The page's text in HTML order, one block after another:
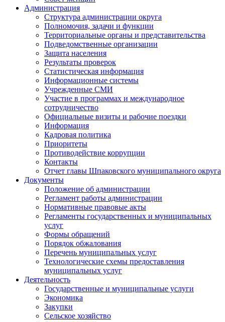
Администрация
Структура администрации округа
Полномочия, задачи и функции
Территориальные органы и представительства
Подведомственные организации
Защита населения
Результаты проверок
Статистическая информация
Информационные системы
Учрежденные СМИ
Участие в программах и международное
сотрудничество
Официальные визиты и рабочие поездки
Информация
Кадровая политика
Приоритеты
Противодействие коррупции
Контакты
Отчет главы Шпаковского муниципального округа
Документы
Положение об администрации
Регламент работы администрации
Нормативные правовые акты
Регламенты государственных и муниципальных
услуг
Формы обращений
Порядок обжалования
Перечень муниципальных услуг
Технологические схемы предоставления
муниципальных услуг
Деятельность
Государственные и муниципальные услуги
Экономика
Закупки
Сельское хозяйство